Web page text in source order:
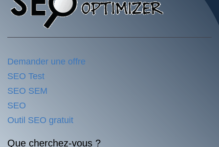
Demander une offre
SEO Test
SEO SEM
SEO
Outil SEO gratuit
Que cherchez-vous ?